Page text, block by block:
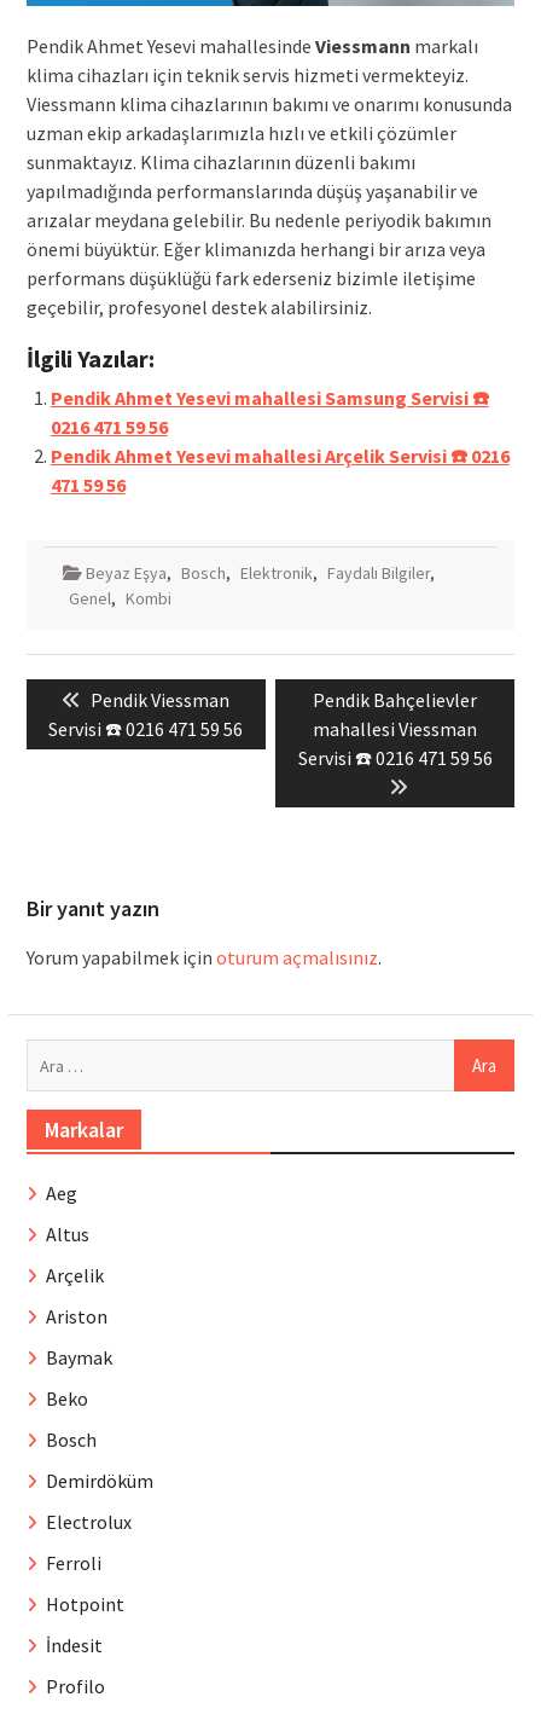
Pendik Ahmet Yesevi mahallesinde Viessmann markalı
klima cihazları için teknik servis hizmeti vermekteyiz.
Viessmann klima cihazlarının bakımı ve onarımı konusunda
uzman ekip arkadaşlarımızla hızlı ve etkili çözümler
sunmaktayız. Klima cihazlarının düzenli bakımı
yapılmadığında performanslarında düşüş yaşanabilir ve
arızalar meydana gelebilir. Bu nedenle periyodik bakımın
önemi büyüktür. Eğer klimanızda herhangi bir arıza veya
performans düşüklüğü fark ederseniz bizimle iletişime
geçebilir, profesyonel destek alabilirsiniz.
İlgili Yazılar:
Pendik Ahmet Yesevi mahallesi Samsung Servisi ☎️
0216 471 59 56
Pendik Ahmet Yesevi mahallesi Arçelik Servisi ☎️ 0216
471 59 56
Beyaz Eşya, Bosch, Elektronik, Faydalı Bilgiler,
Genel, Kombi
Yazı
gezinmesi
Previous
post:
Pendik Viessman
Servisi ☎️ 0216 471 59 56
Next
post:
Pendik Bahçelievler
mahallesi Viessman
Servisi ☎️ 0216 471 59 56
Bir yanıt yazın
Yorum yapabilmek için oturum açmalısınız.
Markalar
Aeg
Altus
Arçelik
Ariston
Baymak
Beko
Bosch
Demirdöküm
Electrolux
Ferroli
Hotpoint
İndesit
Profilo